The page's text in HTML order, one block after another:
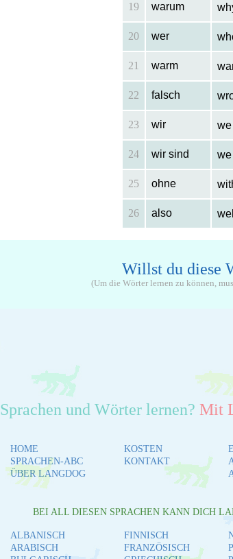
19 warum
20 wer
21 warm
22 falsch
23 wir we
24 wir sind
25 ohne
26 also well
Willst du diese
(Um die Wörter lernen zu können,
Sprachen und Wörter lernen? Mit
HOME
SPRACHEN-ABC
ÜBER LANGDOG
KOSTEN
KONTAKT
BEI ALL DIESEN SPRACHEN KANN DICH
ALBANISCH
ARABISCH
FINNISCH
FRANZÖSISCH